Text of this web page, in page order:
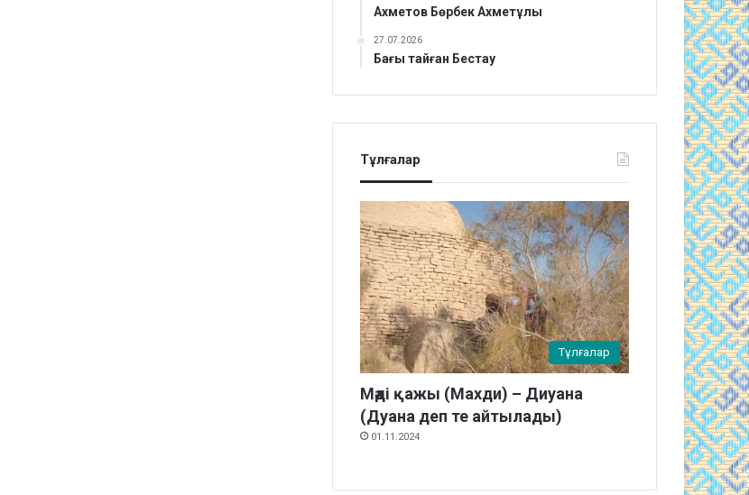
Ахметов Бөрбек Ахметұлы
27.07.2026
Бағы тайған Бестау
Тұлғалар
Тұлғалар
Мәді қажы (Махди) – Диуана
(Дуана деп те айтылады)
01.11.2024